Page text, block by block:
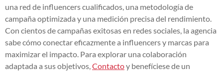
una red de influencers cualificados, una metodología de
campaña optimizada y una medición precisa del rendimiento.
Con cientos de campañas exitosas en redes sociales, la agencia
sabe cómo conectar eficazmente a influencers y marcas para
maximizar el impacto. Para explorar una colaboración
adaptada a sus objetivos, Contactoy benefíciese de un